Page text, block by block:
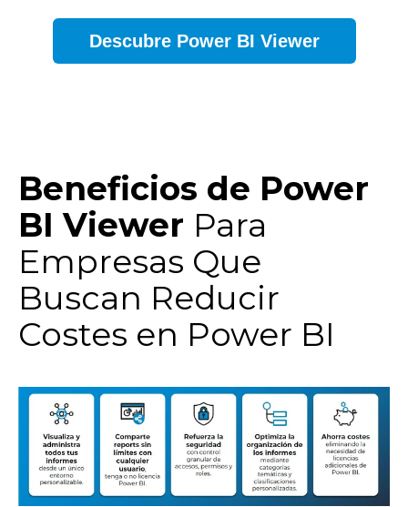
Descubre Power BI Viewer
Beneficios de Power
BI Viewer Para
Empresas Que
Buscan Reducir
Costes en Power BI